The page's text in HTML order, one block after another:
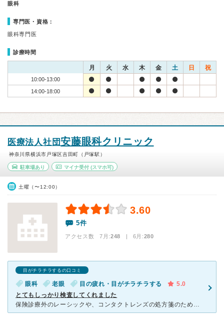
眼科
専門医・資格：
眼科専門医
診療時間
月 火 水 木 金 土 日 祝
10:00-13:00
14:00-18:00
医療法人社団安藤眼科クリニック
神奈川県横浜市戸塚区吉田町（戸塚駅）
駐車場あり マイナ受付(スマホ可)
土曜（〜12:00）
3.60
5件
アクセス数 7月:248 | 6月:280
目がチラチラするの口コミ
眼科 老眼 目の疲れ・目がチラチラする
5.0
とてもしっかり検査してくれました
保険診療外のレーシックや、コンタクトレンズの処方箋のための検査など、利益優先の眼科も多い中、信頼できそうな眼科を調べて、この安藤眼科さんに行ってきました。 飛蚊症や老眼の進行がすごくて、検査をしても